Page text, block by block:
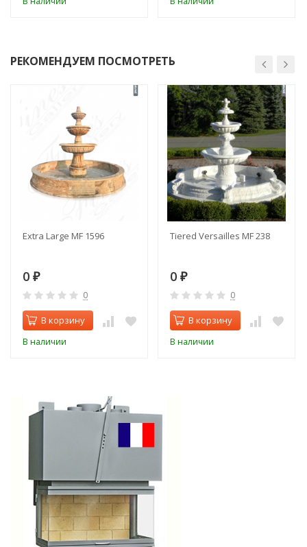
РЕКОМЕНДУЕМ ПОСМОТРЕТЬ
Extra Large MF 1596
0 ₽
0
В корзину
В наличии
Tiered Versailles MF 238
0 ₽
0
В корзину
В наличии